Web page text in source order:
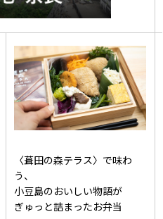
〈葺田の森テラス〉で味わ
う、
小豆島のおいしい物語が
ぎゅっと詰まったお弁当